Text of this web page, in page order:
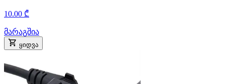
10.00 ₾
მარაგშია
ყიდვა